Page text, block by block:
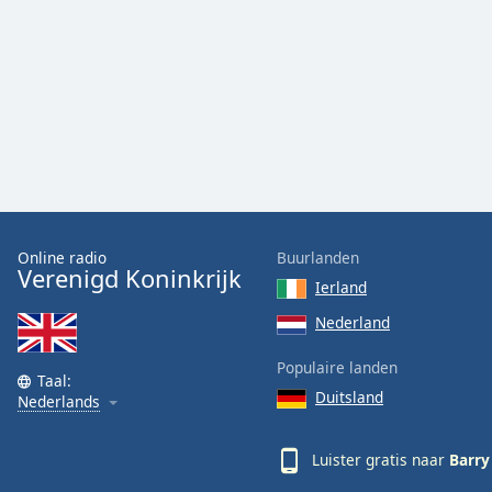
window.
dialog
window.
Escape
will
Online radio
Verenigd Koninkrijk
Taal:
Nederlands
Buurlanden
Ierland
Nederland
Populaire landen
Duitsland
Luister gratis naar